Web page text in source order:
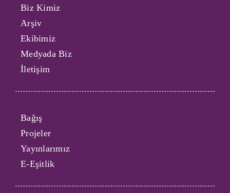
Biz Kimiz
Arşiv
Ekibimiz
Medyada Biz
İletişim
Bağış
Projeler
Yayınlarımız
E-Eşitlik